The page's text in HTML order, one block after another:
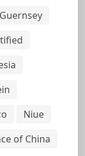
Guernsey
Niue
of China